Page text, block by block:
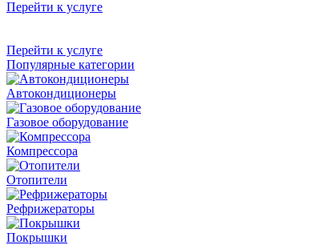
Перейти к услуге
Перейти к услуге
Популярные категории
Автокондиционеры
Газовое оборудование
Компрессора
Отопители
Рефрижераторы
Покрышки